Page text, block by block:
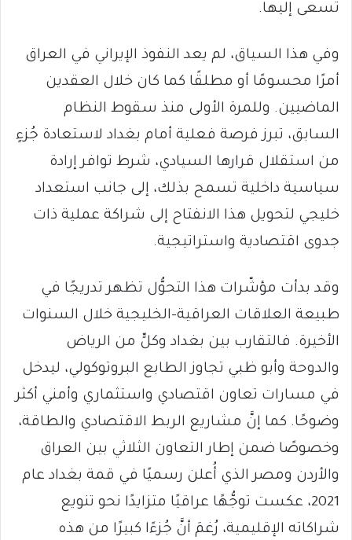
تسعى إليها.
وفي هذا السياق، لم يعد النفوذ الإيراني في العراق
أمرًا محسومًا أو مطلقًا كما كان خلال العقدين
الماضيين. وللمرة الأولى منذ سقوط النظام
السابق، تبرز فرصة فعلية أمام بغداد لاستعادة جُزءٍ
من استقلال قرارها السيادي، شرط توافر إرادة
سياسية داخلية تسمح بذلك، إلى جانب استعداد
خليجي لتحويل هذا الانفتاح إلى شراكة عملية ذات
جدوى اقتصادية واستراتيجية.
وقد بدأت مؤشّرات هذا التحوُّل تظهر تدريجًا في
طبيعة العلاقات العراقية-الخليجية خلال السنوات
الأخيرة. فالتقارب بين بغداد وكلٍّ من الرياض
والدوحة وأبو ظبي تجاوز الطابع البروتوكولي، ليدخل
في مسارات تعاون اقتصادي واستثماري وأمني أكثر
وضوحًا. كما إنَّ مشاريع الربط الاقتصادي والطاقة،
وخصوصًا ضمن إطار التعاون الثلاثي بين العراق
والأردن ومصر الذي أُعلن رسميًا في قمة بغداد عام
2021، عكست توجُّهًا عراقيًا متزايدًا نحو تنويع
شراكاته الإقليمية، رُغمَ أنَّ جُزءًا كبيرًا من هذه